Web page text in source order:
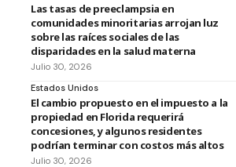
Las tasas de preeclampsia en
comunidades minoritarias arrojan luz
sobre las raíces sociales de las
disparidades en la salud materna
Julio 30, 2026
Estados Unidos
El cambio propuesto en el impuesto a la
propiedad en Florida requerirá
concesiones, y algunos residentes
podrían terminar con costos más altos
Julio 30, 2026